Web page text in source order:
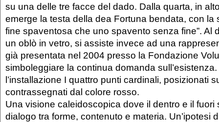
su una delle tre facce del dado. Dalla quarta, in
emerge la testa della dea Fortuna bendata, con la
fine spaventosa che uno spavento senza fine”. Al
un oblò in vetro, si assiste invece ad una
già presentata nel 2004 presso la Fondazione
simboleggiare la continua domanda
l’installazione I quattro punti cardinali, posizionati
contrassegnati dal colore rosso.
Una visione caleidoscopica dove il dentro e il fuori
dialogo tra forme, contenuto e materia. Un’ipotesi